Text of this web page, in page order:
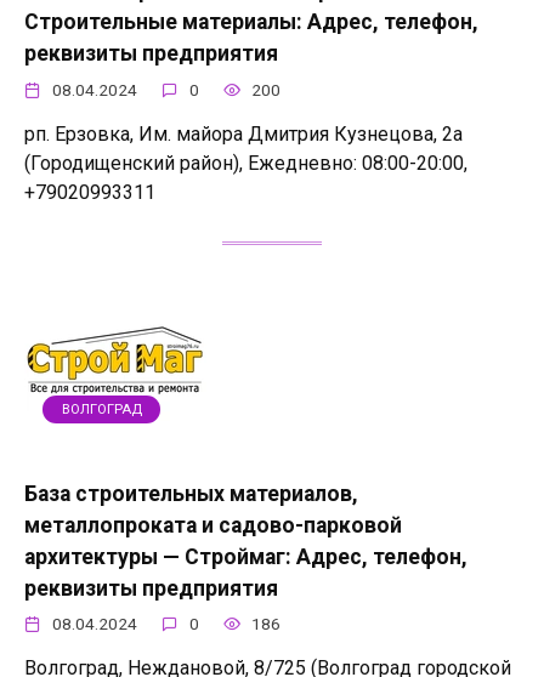
Строительные материалы: Адрес, телефон,
реквизиты предприятия
08.04.2024 0 200
рп. Ерзовка, Им. майора Дмитрия Кузнецова, 2а
(Городищенский район), Ежедневно: 08:00-20:00,
+79020993311
ВОЛГОГРАД
База строительных материалов,
металлопроката и садово-парковой
архитектуры — Строймаг: Адрес, телефон,
реквизиты предприятия
08.04.2024 0 186
Волгоград, Неждановой, 8/725 (Волгоград городской